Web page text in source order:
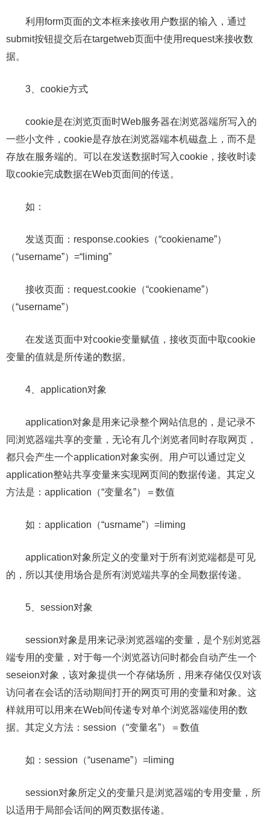
利用form页面的文本框来接收用户数据的输入，通过
submit按钮提交后在targetweb页面中使用request来接收数
据。
3、cookie方式
cookie是在浏览页面时Web服务器在浏览器端所写入的
一些小文件，cookie是存放在浏览器端本机磁盘上，而不是
存放在服务端的。可以在发送数据时写入cookie，接收时读
取cookie完成数据在Web页面间的传送。
如：
发送页面：response.cookies（“cookiename”）
（“username”）=“liming”
接收页面：request.cookie（“cookiename”）
（“username”）
在发送页面中对cookie变量赋值，接收页面中取cookie
变量的值就是所传递的数据。
4、application对象
application对象是用来记录整个网站信息的，是记录不
同浏览器端共享的变量，无论有几个浏览者同时存取网页，
都只会产生一个application对象实例。用户可以通过定义
application整站共享变量来实现网页间的数据传递。其定义
方法是：application（“变量名”）＝数值
如：application（“usrname”）=liming
application对象所定义的变量对于所有浏览端都是可见
的，所以其使用场合是所有浏览端共享的全局数据传递。
5、session对象
session对象是用来记录浏览器端的变量，是个别浏览器
端专用的变量，对于每一个浏览器访问时都会自动产生一个
seseion对象，该对象提供一个存储场所，用来存储仅仅对该
访问者在会话的活动期间打开的网页可用的变量和对象。这
样就用可以用来在Web间传递专对单个浏览器端使用的数
据。其定义方法：session（“变量名”）＝数值
如：session（“usename”）=liming
session对象所定义的变量只是浏览器端的专用变量，所
以适用于局部会话间的网页数据传递。